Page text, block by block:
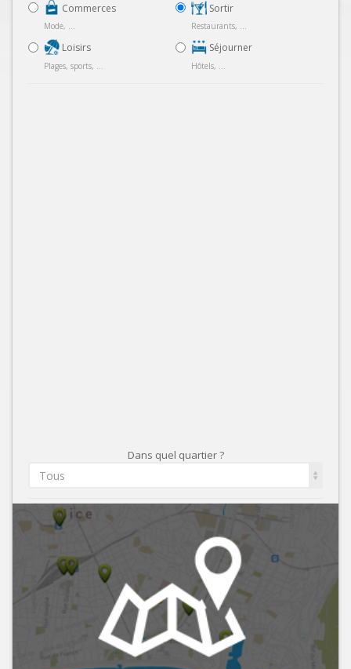
Commerces
Mode, ...
Loisirs
Plages, sports, ...
Sortir
Restaurants, ...
Séjourner
Hôtels, ...
Dans quel quartier ?
Tous